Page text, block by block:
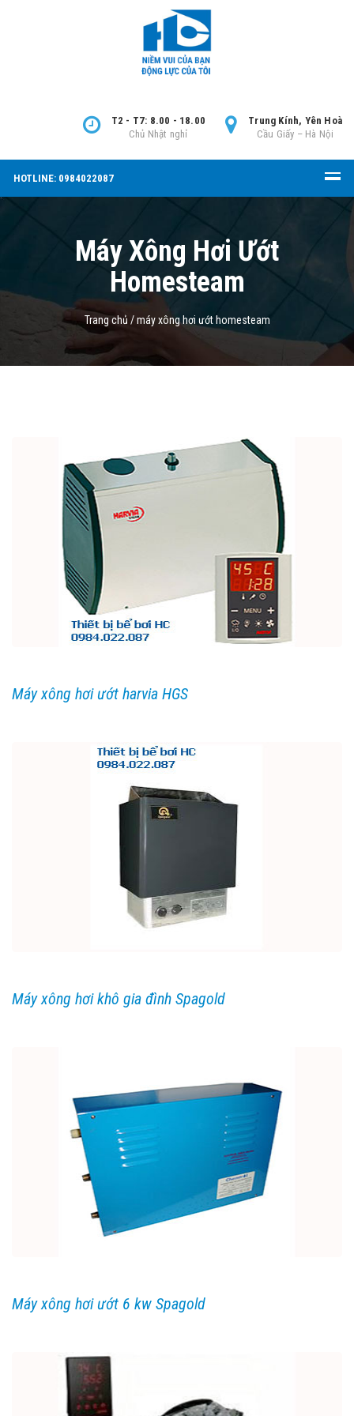
Trung Kính, Yên Hoà
Cầu Giấy – Hà Nội
T2 - T7: 8.00 - 18.00
Chủ Nhật nghỉ
HOTLINE: 0984022087
Máy Xông Hơi Ướt
Homesteam
Trang chủ /máy xông hơi ướt homesteam
Máy xông hơi ướt harvia HGS
Máy xông hơi khô gia đình Spagold
Máy xông hơi ướt 6 kw Spagold